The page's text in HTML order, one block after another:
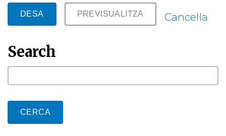
Cancel·la
Search